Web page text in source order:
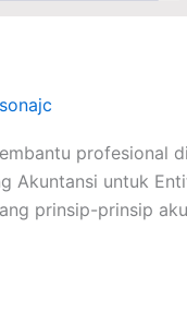
profesional
Akuntansi untuk
prinsip-prinsip